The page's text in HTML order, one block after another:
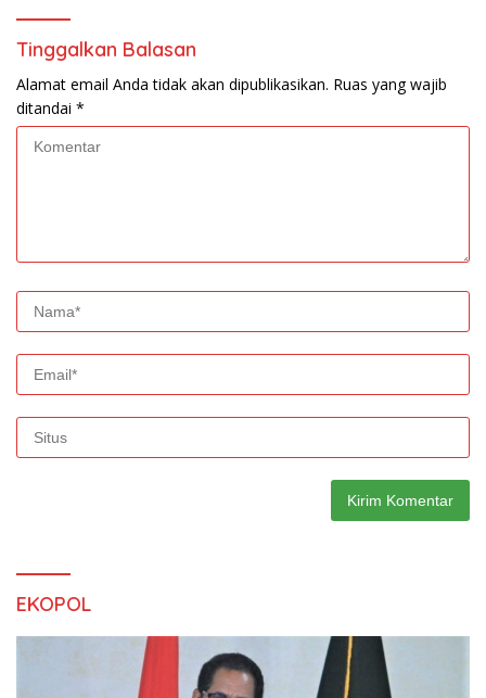
Tinggalkan Balasan
Alamat email Anda tidak akan dipublikasikan. Ruas yang wajib
ditandai *
EKOPOL